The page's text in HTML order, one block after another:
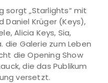
sorgt „Starlights“ mit
Daniel Krüger (Keys),
Alicia Keys, Sia,
die Galerie zum Leben
die Opening Show
die das Publikum
versetzt.